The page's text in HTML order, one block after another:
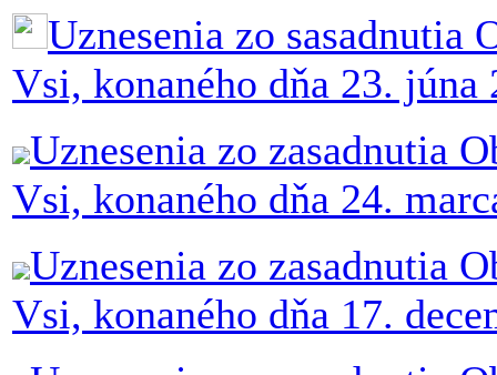
Uznesenia zo sasadnutia
Vsi, konaného dňa 23. júna
Uznesenia zo zasadnutia
Vsi, konaného dňa 24.
Uznesenia zo zasadnutia
Vsi, konaného dňa 17.